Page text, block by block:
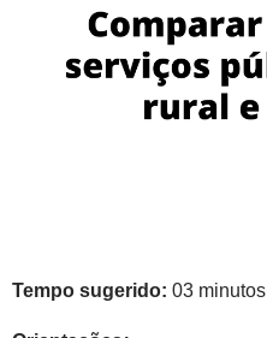
Tempo sugerido: 03 minutos